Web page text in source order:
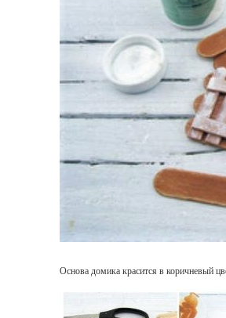
Основа домика красится в коричневый